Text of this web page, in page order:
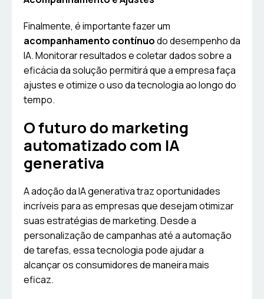
Finalmente, é importante fazer um
acompanhamento contínuodo desempenho da
IA. Monitorar resultados e coletar dados sobre a
eficácia da solução permitirá que a empresa faça
ajustes e otimize o uso da tecnologia ao longo do
tempo.
O futuro do marketing
automatizado com IA
generativa
A adoção da IA generativa traz oportunidades
incríveis para as empresas que desejam otimizar
suas estratégias de marketing. Desde a
personalização de campanhas até a automação
de tarefas, essa tecnologia pode ajudar a
alcançar os consumidores de maneira mais
eficaz.